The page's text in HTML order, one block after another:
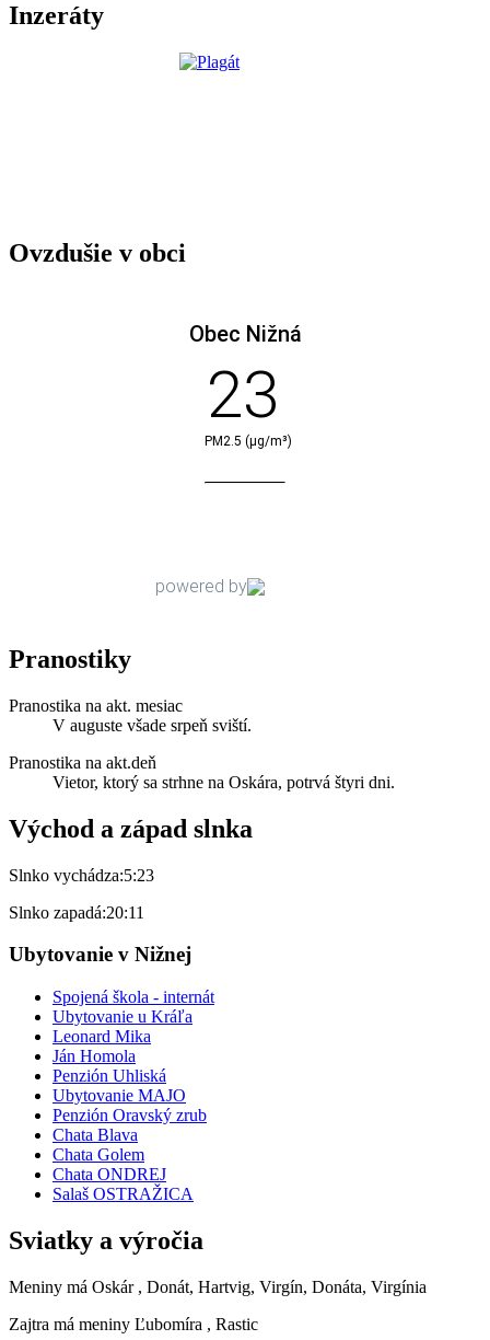
Inzeráty
Ovzdušie v obci
Pranostiky
Pranostika na akt. mesiac
V auguste všade srpeň sviští.
Pranostika na akt.deň
Vietor, ktorý sa strhne na Oskára, potrvá štyri dni.
Východ a západ slnka
Slnko vychádza:5:23
Slnko zapadá:20:11
Ubytovanie v Nižnej
Spojená škola - internát
Ubytovanie u Kráľa
Leonard Mika
Ján Homola
Penzión Uhliská
Ubytovanie MAJO
Penzión Oravský zrub
Chata Blava
Chata Golem
Chata ONDREJ
Salaš OSTRAŽICA
Sviatky a výročia
Meniny má Oskár , Donát, Hartvig, Virgín, Donáta, Virgínia
Zajtra má meniny Ľubomíra , Rastic